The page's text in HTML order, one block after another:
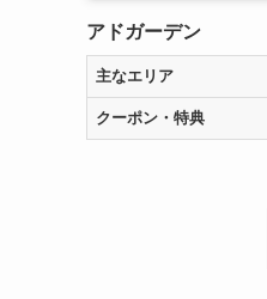
アドガーデン
主なエリア
クーポン・特典